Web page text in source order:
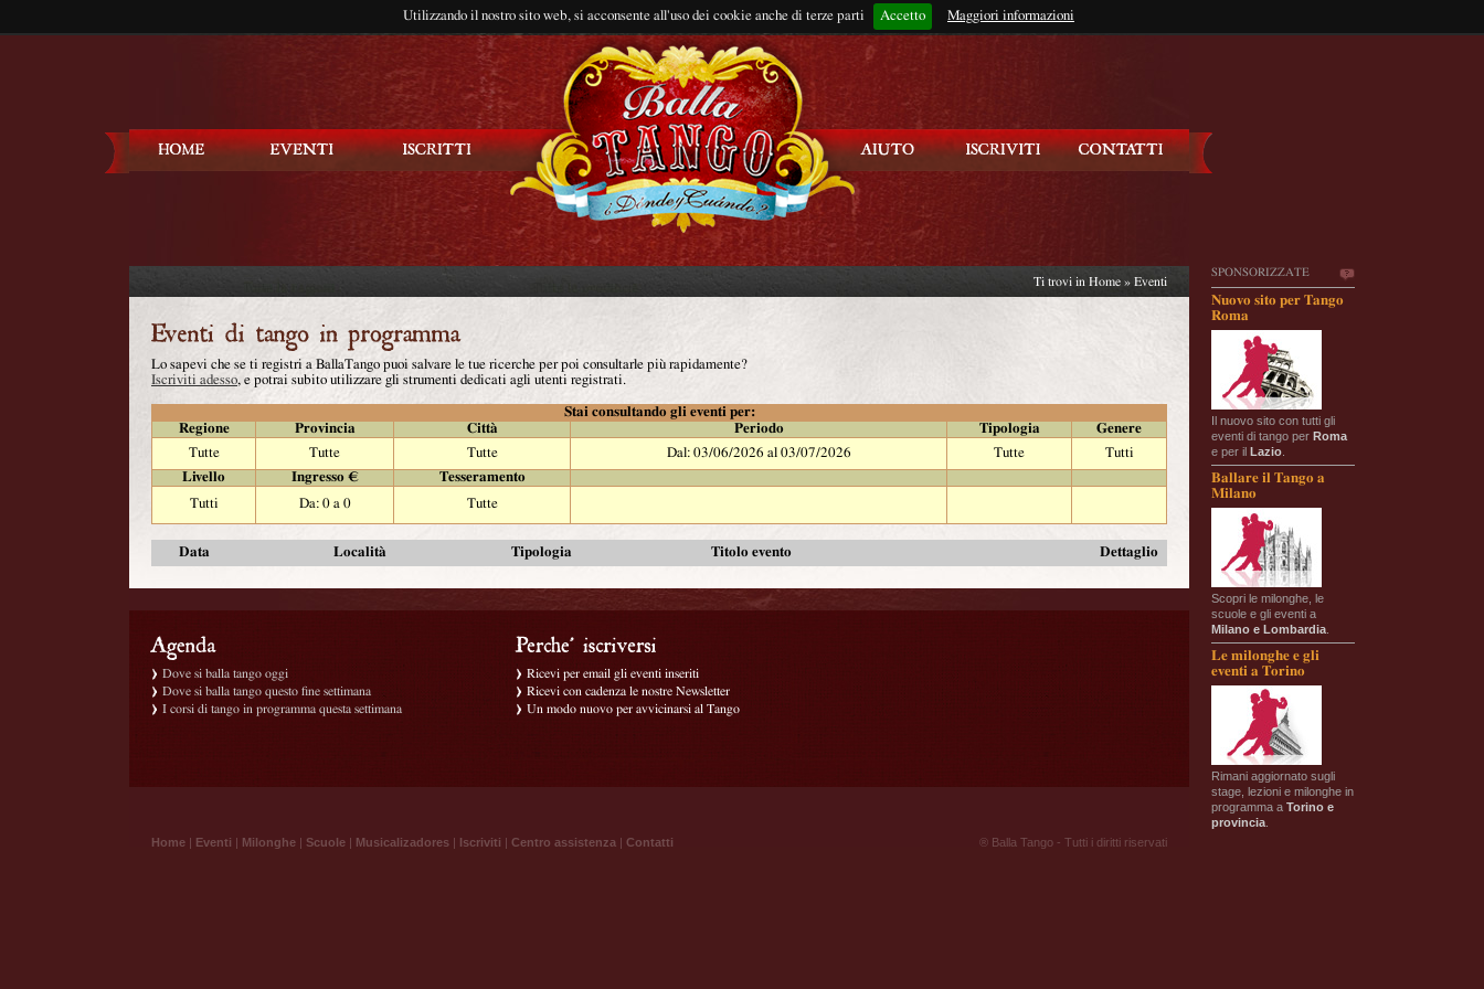
Utilizzando il nostro sito web, si acconsente all'uso dei cookie anche di terze parti Accetto Maggiori informazioni
Rimani connesso?
SPONSORIZZATE
Nuovo sito per Tango
Roma
Il nuovo sito con tutti gli
eventi di tango per Roma
e per il Lazio
Ballare il Tango a
Milano
Scopri le milonghe, le
scuole e gli eventi a
Milano e Lombardia
Le milonghe e gli
eventi a Torino
Rimani aggiornato sugli
stage, lezioni e milonghe in
programma a Torino e
provincia
Ti trovi in Home » Eventi
Lo sapevi che se ti registri a BallaTango puoi salvare le tue ricerche per poi consultarle più rapidamente?
Iscriviti adesso, e potrai subito utilizzare gli strumenti dedicati agli utenti registrati.
Stai consultando gli eventi per:
Regione
Provincia Città Periodo Tipologia
Genere
Tutte
Tutte Tutte Dal: 03/06/2026 al 03/07/2026 Tutte
Tutti
Livello
Ingresso €
Tesseramento
Tutti
Da: 0 a 0 Tutte
Data Località Tipologia Titolo evento Dettaglio
Dove si balla tango oggi
Dove si balla tango questo fine settimana
I corsi di tango in programma questa settimana
Ricevi per email gli eventi inseriti
Ricevi con cadenza le nostre Newsletter
Un modo nuovo per avvicinarsi al Tango
Home | Eventi | Milonghe | Scuole | Musicalizadores | Iscriviti | Centro assistenza | Contatti ® Balla Tango - Tutti i diritti riservati